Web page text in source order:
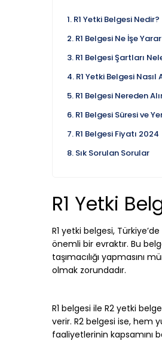
R1 Yetki Belgesi Nedir?
R1 Belgesi Ne İşe
R1 Belgesi Şartları
R1 Yetki Belgesi Nasıl
R1 Belgesi Nereden
R1 Belgesi Süresi ve
R1 Belgesi Fiyatı 2024
Sık Sorulan Sorular
R1 Yetki
R1 yetki belgesi,
önemli bir evraktır. Bu
taşımacılığı yapmasını
olmak zorundadır.
R1 belgesi ile R2 yetki
verir. R2 belgesi ise, hem
faaliyetlerinin kapsamını